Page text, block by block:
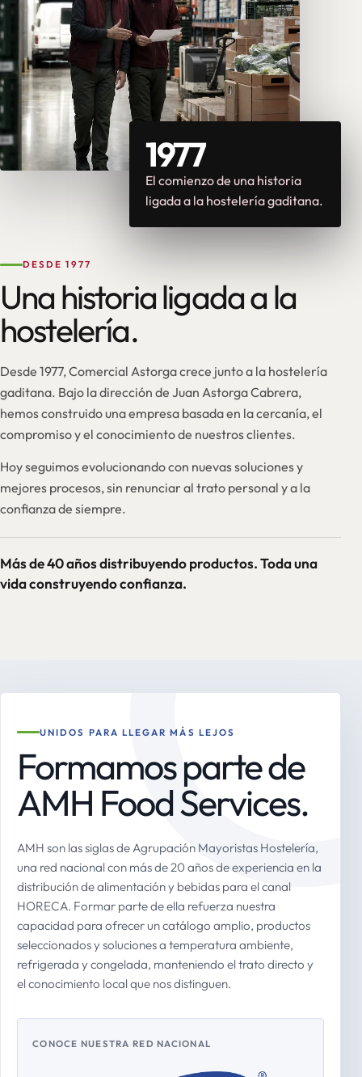
1977
El comienzo de una historia
ligada a la hostelería gaditana.
DESDE 1977
Una historia ligada a la
hostelería.
Desde 1977, Comercial Astorga crece junto a la hostelería
gaditana. Bajo la dirección de Juan Astorga Cabrera,
hemos construido una empresa basada en la cercanía, el
compromiso y el conocimiento de nuestros clientes.
Hoy seguimos evolucionando con nuevas soluciones y
mejores procesos, sin renunciar al trato personal y a la
confianza de siempre.
Más de 40 años distribuyendo productos. Toda una
vida construyendo confianza.
UNIDOS PARA LLEGAR MÁS LEJOS
Formamos parte de
AMH Food Services.
AMH son las siglas de Agrupación Mayoristas Hostelería,
una red nacional con más de 20 años de experiencia en la
distribución de alimentación y bebidas para el canal
HORECA. Formar parte de ella refuerza nuestra
capacidad para ofrecer un catálogo amplio, productos
seleccionados y soluciones a temperatura ambiente,
refrigerada y congelada, manteniendo el trato directo y
el conocimiento local que nos distinguen.
CONOCE NUESTRA RED NACIONAL